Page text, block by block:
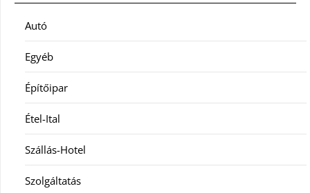
Autó
Egyéb
Építőipar
Étel-Ital
Szállás-Hotel
Szolgáltatás